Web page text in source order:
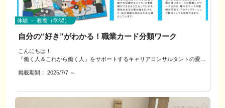
・日本ライン夏まつりロングラン花火チラシイラスト
・各市町の総合計画パンフレット挿絵、地域イベントポスター制作
「伝わる・残る・親しんでもらえるデザイン」で、地域や活動の魅力をカタ
チにします。
norico design いけだのりこ
グラフィックデザイナー・イラストレーター歴20年。
ロゴ、チラシ、サイン制作からキャラクターデザインまで幅広く対応。
・官公庁や防災関連案件を多数担当
・ぎふクリスタル国体参加章デザイン（最優秀賞）
・全国城下町シンポジウム犬山大会シンボルマーク（最優秀賞）
・坂出市さかいで塩まつり公式キャラクター「しおっさん」
・日本ライン夏まつりロングラン花火チラシイラスト
設置場所の写真（正面・斜め）とおおよその寸法
入れたい情報（チーム、団体名・店名・営業時間・SNS など）
貼付位置の希望（内側／外側・高さ）
▼ご利用にあたってのお願い
本企画は学び・交流が目的です。現地施工・データ納品は行いません。
施工などの貼付は行いません。
（西洋占星術＆誕生花セラピー）… シートあり 60分間 7,000円
90分間 10,000円
☆星と花のセッション
から
★ 延長：15分ごとに＋1,500円
★セッション後にオリジナルカードをプレゼント♪
・地域行事などでの演奏を通して地域に貢献できる！
・身体を動かしながら楽しくリズム感も身につく！
・年齢問わず参加OK。親子参加も歓迎！
体験 － 教養（学習）
自分の“好き”がわかる！職業カード分類ワーク
こんにちは！
『働く人＆これから働く人』をサポートするキャリアコンサルタントの愛子
向けのキャリア体験、
そして親子で「働くこと」について一緒に考えるワークショップなどを行っ
掲載期間： 2025/7/7 ～